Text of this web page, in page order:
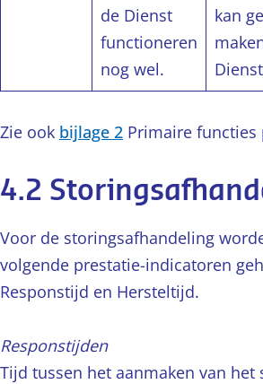
de Dienst
functioneren
nog wel.
kan
Zie ook bijlage 2 Primaire functies
4.2
Voor de storingsafhandeling
volgende prestatie-indicatoren
Responstijd en Hersteltijd.
Responstijden
Tijd tussen het aanmaken van het